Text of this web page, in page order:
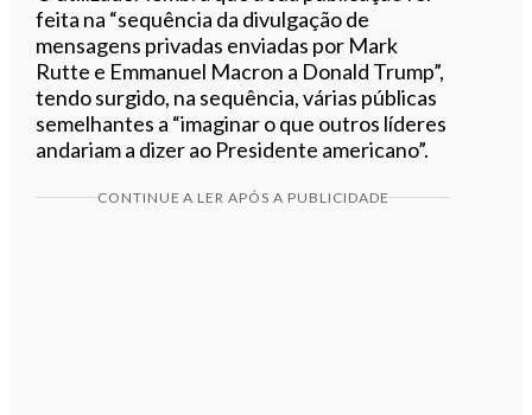
feita na “sequência da divulgação de
mensagens privadas enviadas por Mark
Rutte e Emmanuel Macron a Donald Trump”,
tendo surgido, na sequência, várias públicas
semelhantes a “imaginar o que outros líderes
andariam a dizer ao Presidente americano”.
CONTINUE A LER APÓS A PUBLICIDADE